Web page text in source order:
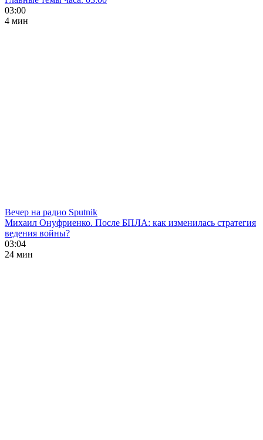
03:00
4 мин
Вечер на радио Sputnik
Михаил Онуфриенко. После БПЛА: как изменилась стратегия
ведения войны?
03:04
24 мин